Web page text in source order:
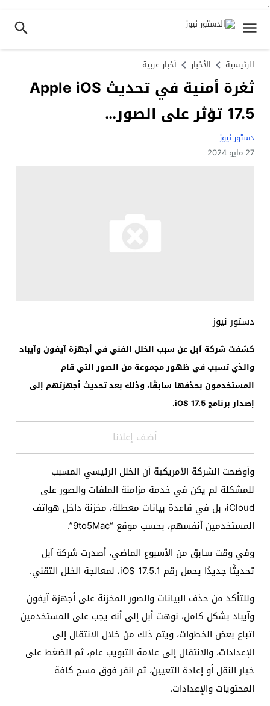
.
الرئيسية الأخبار أخبار عربية
ثغرة أمنية في تحديث Apple iOS
17.5 تؤثر على الصور…
دستور نيوز
27 مايو 2024
دستور نيوز
كشفت شركة آبل عن سبب الخلل الفني في أجهزة آيفون وآيباد
والذي تسبب في ظهور مجموعة من الصور التي قام
المستخدمون بحذفها سابقًا، وذلك بعد تحديث أجهزتهم إلى
إصدار برنامج iOS 17.5.
أضف إعلانا
وأوضحت الشركة الأمريكية أن الخلل الرئيسي المسبب
للمشكلة لم يكن في خدمة مزامنة الملفات والصور على
iCloud، بل في قاعدة بيانات معطلة، مخزنة داخل هواتف
المستخدمين أنفسهم، بحسب موقع “9to5Mac”.
وفي وقت سابق من الأسبوع الماضي، أصدرت شركة آبل
تحديثًا جديدًا يحمل رقم iOS 17.5.1، لمعالجة الخلل التقني.
وللتأكد من حذف البيانات والصور المخزنة على أجهزة آيفون
وآيباد بشكل كامل، نوهت أبل إلى أنه يجب على المستخدمين
اتباع بعض الخطوات، ويتم ذلك من خلال الانتقال إلى
الإعدادات، والانتقال إلى علامة التبويب عام، ثم الضغط على
خيار النقل أو إعادة التعيين، ثم انقر فوق مسح كافة
المحتويات والإعدادات.